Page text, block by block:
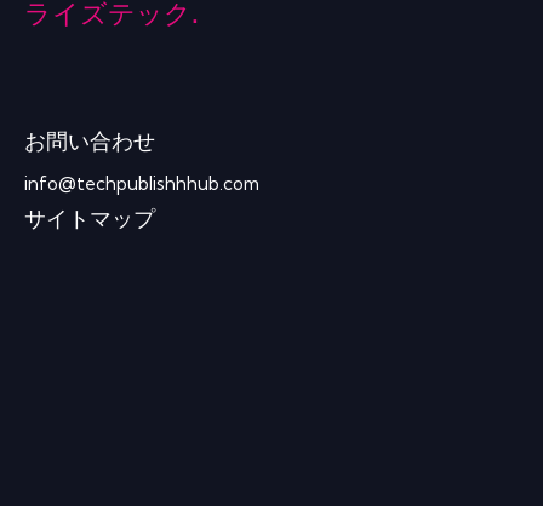
ライズテック.
お問い合わせ
info@techpublishhhub.com
サイトマップ